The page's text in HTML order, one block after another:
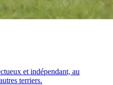
et indépendant, au
terriers.